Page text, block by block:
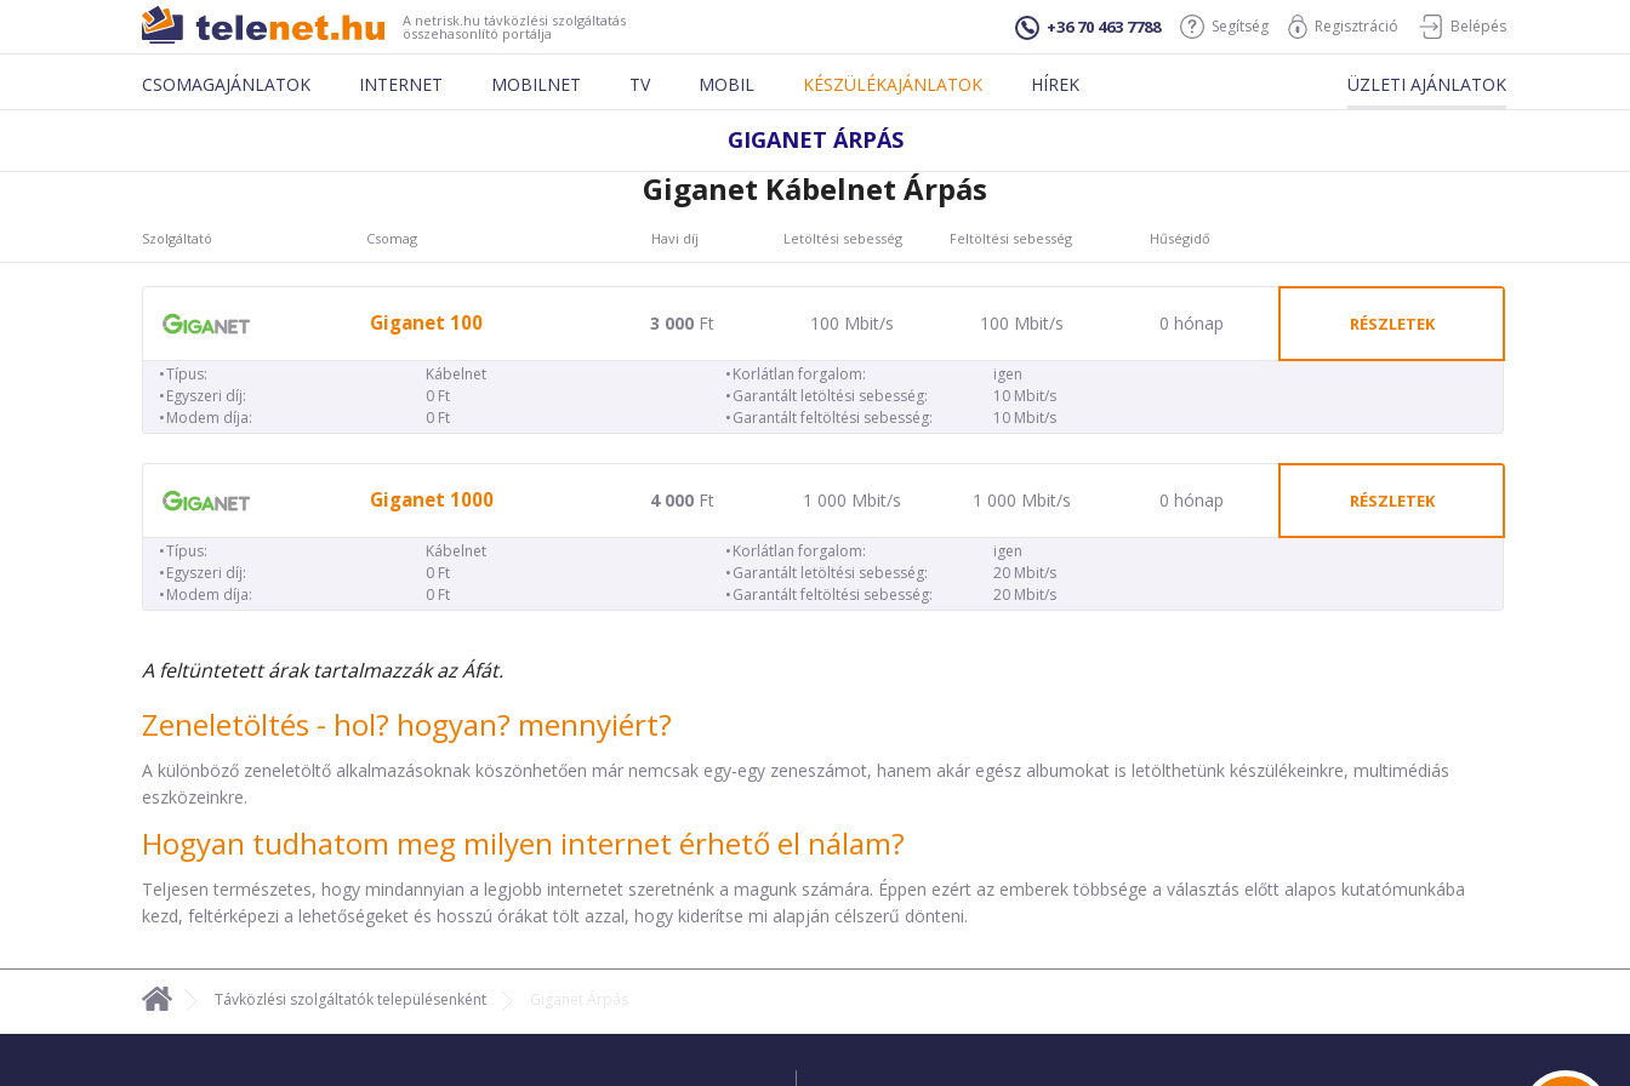
A netrisk.hu távközlési szolgáltatás
összehasonlító portálja +36 70 463 7788 Segítség Regisztráció Belépés
CSOMAGAJÁNLATOK INTERNET MOBILNET TV MOBIL KÉSZÜLÉKAJÁNLATOK HÍREK ÜZLETI AJÁNLATOK
GIGANET ÁRPÁS
Giganet Kábelnet Árpás
Szolgáltató Csomag Havi díj Letöltési sebesség Feltöltési sebesség Hűségidő
Giganet 100 3 000Ft 100 Mbit/s 100 Mbit/s 0 hónap RÉSZLETEK
Típus:
Kábelnet
Egyszeri díj:
0 Ft
Modem díja:
0 Ft
Korlátlan forgalom:
igen
Garantált letöltési sebesség:
10 Mbit/s
Garantált feltöltési sebesség:
10 Mbit/s
Giganet 1000 4 000Ft 1 000 Mbit/s 1 000 Mbit/s 0 hónap RÉSZLETEK
Típus:
Kábelnet
Egyszeri díj:
0 Ft
Modem díja:
0 Ft
Korlátlan forgalom:
igen
Garantált letöltési sebesség:
20 Mbit/s
Garantált feltöltési sebesség:
20 Mbit/s
A feltüntetett árak tartalmazzák az Áfát.
Zeneletöltés - hol? hogyan? mennyiért?
A különböző zeneletöltő alkalmazásoknak köszönhetően már nemcsak egy-egy zeneszámot, hanem akár egész albumokat is letölthetünk készülékeinkre, multimédiás
eszközeinkre.
Hogyan tudhatom meg milyen internet érhető el nálam?
Teljesen természetes, hogy mindannyian a legjobb internetet szeretnénk a magunk számára. Éppen ezért az emberek többsége a választás előtt alapos kutatómunkába
kezd, feltérképezi a lehetőségeket és hosszú órákat tölt azzal, hogy kiderítse mi alapján célszerű dönteni.
Távközlési szolgáltatók településenként Giganet Árpás